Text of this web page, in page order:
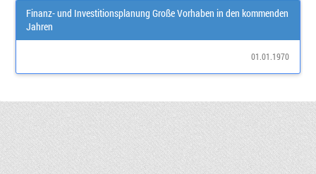
Finanz- und Investitionsplanung Große Vorhaben in den kommenden
Jahren
01.01.1970